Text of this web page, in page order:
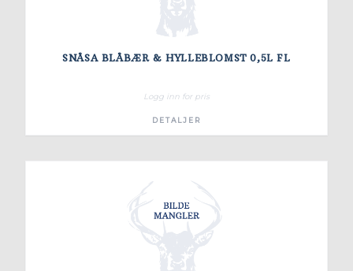
SNÅSA BLÅBÆR & HYLLEBLOMST 0,5L FL
Logg inn for pris
DETALJER